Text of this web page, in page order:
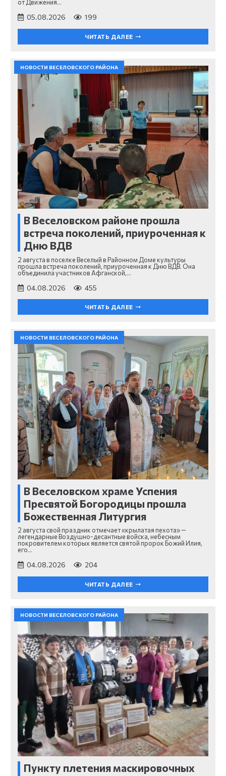
от Движения…
05.08.2026 199
ЧИТАТЬ ДАЛЕЕ
НОВОСТИ ВЕСЕЛОВСКОГО РАЙОНА
В Веселовском районе прошла
встреча поколений, приуроченная к
Дню ВДВ
2 августа в поселке Веселый в Районном Доме культуры
прошла встреча поколений, приуроченная к Дню ВДВ. Она
объединила участников Афганской,…
04.08.2026 455
ЧИТАТЬ ДАЛЕЕ
НОВОСТИ ВЕСЕЛОВСКОГО РАЙОНА
В Веселовском храме Успения
Пресвятой Богородицы прошла
Божественная Литургия
2 августа свой праздник отмечает «крылатая пехота» —
легендарные Воздушно-десантные войска, небесным
покровителем которых является святой пророк Божий Илия,
его…
04.08.2026 204
ЧИТАТЬ ДАЛЕЕ
НОВОСТИ ВЕСЕЛОВСКОГО РАЙОНА
Пункту плетения маскировочных